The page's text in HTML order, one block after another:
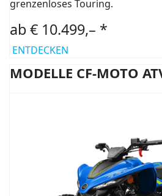
grenzenloses Touring.
ab € 10.499,– *
ENTDECKEN
MODELLE CF-MOTO